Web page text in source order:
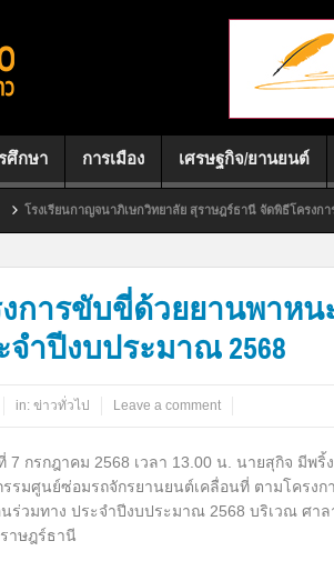
ศึกษา การเมือง เศรษฐกิจ/ยานยนต์
กวิทยาลัย สุราษฎร์ธานี จัดพิธีโครงการบรรพชาสามเณรถวา
งการขับขี่ด้วยยานพาห
ำปีงบประมาณ 2568
in: ข่าวทั่วไป Leave a comment
7 กรกฎาคม 2568 เวลา 13.00 น. นายสุกิจ มีพ
รรมศูนย์ซ่อมรถจักรยานยนต์เคลื่อนที่ ตามโครง
นร่วมทาง ประจำปีงบประมาณ 2568 บริเวณ ศ
าษฎร์ธานี